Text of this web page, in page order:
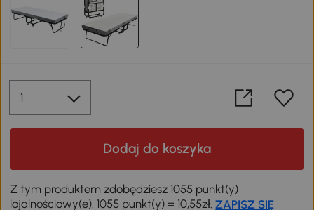
Dodaj do koszyka
Z tym produktem zdobędziesz 1055 punkt(y)
lojalnościowy(e). 1055 punkt(y) = 10,55zł.ZAPISZ SIĘ